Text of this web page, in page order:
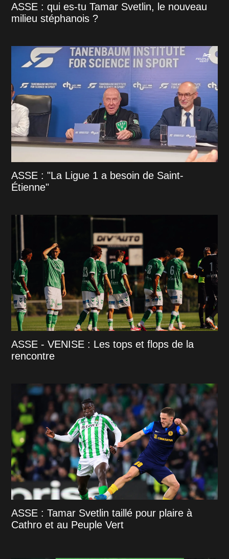
ASSE : qui es-tu Tamar Svetlin, le nouveau
milieu stéphanois ?
ASSE : "La Ligue 1 a besoin de Saint-
Étienne"
ASSE - VENISE : Les tops et flops de la
rencontre
ASSE : Tamar Svetlin taillé pour plaire à
Cathro et au Peuple Vert